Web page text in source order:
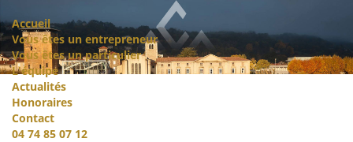
Accueil
Vous êtes un entrepreneur
Vous êtes un particulier
L'équipe
Actualités
Honoraires
Contact
04 74 85 07 12